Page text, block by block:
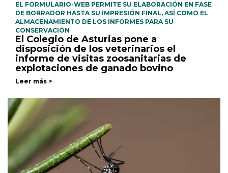
EL FORMULARIO-WEB PERMITE SU ELABORACIÓN EN FASE
DE BORRADOR HASTA SU IMPRESIÓN FINAL, ASÍ COMO EL
ALMACENAMIENTO DE LOS INFORMES PARA SU
CONSERVACIÓN
El Colegio de Asturias pone a
disposición de los veterinarios el
informe de visitas zoosanitarias de
explotaciones de ganado bovino
Leer más >